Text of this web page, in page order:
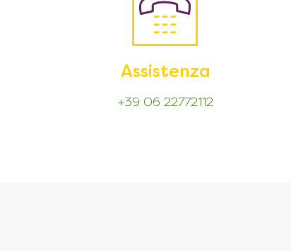
Assistenza
+39 06 22772112